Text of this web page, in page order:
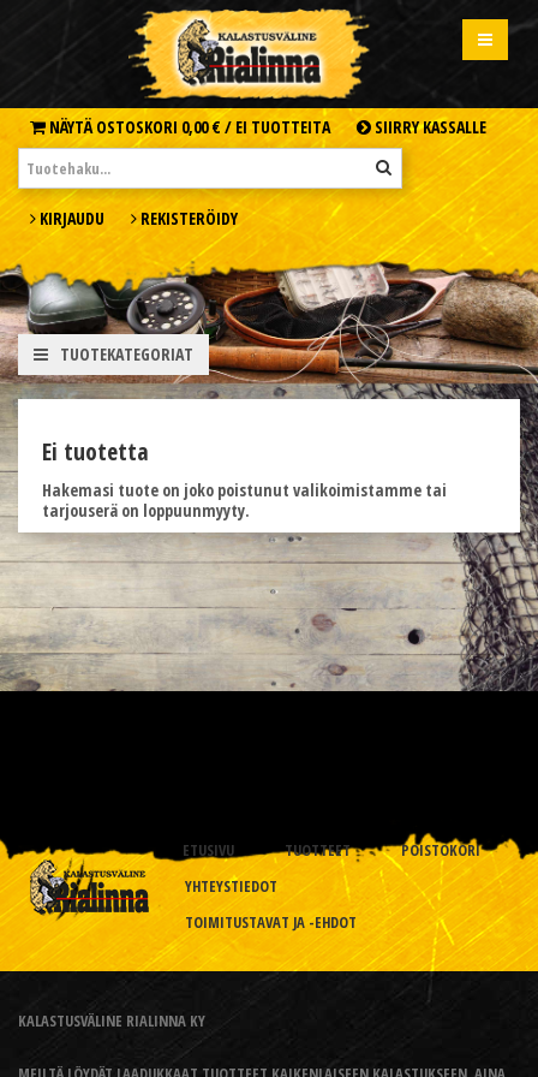
NÄYTÄ OSTOSKORI 0,00 € / EI TUOTTEITA SIIRRY KASSALLE
KIRJAUDU REKISTERÖIDY
TUOTEKATEGORIAT
Ei tuotetta
Hakemasi tuote on joko poistunut valikoimistamme tai
tarjouserä on loppuunmyyty.
ETUSIVU TUOTTEET
POISTOKORI
YHTEYSTIEDOT
TOIMITUSTAVAT JA -EHDOT
KALASTUSVÄLINE RIALINNA KY